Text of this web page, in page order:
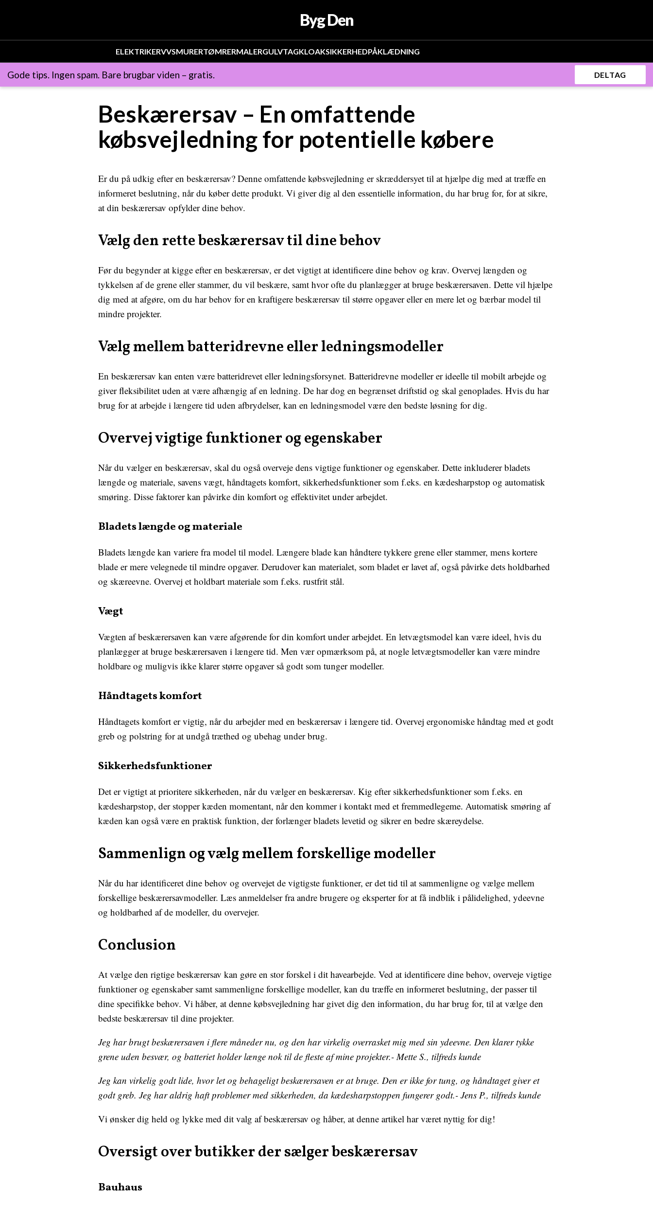
Byg Den
ELEKTRIKERVVSMURERTØMRERMALERGULVTAGKLOAKSIKKERHEDPÅKLÆDNING
Gode tips. Ingen spam. Bare brugbar viden – gratis. DELTAG
Beskærersav – En omfattende
købsvejledning for potentielle købere
Er du på udkig efter en beskærersav? Denne omfattende købsvejledning er skræddersyet til at hjælpe dig med at træffe en
informeret beslutning, når du køber dette produkt. Vi giver dig al den essentielle information, du har brug for, for at sikre,
at din beskærersav opfylder dine behov.
Vælg den rette beskærersav til dine behov
Før du begynder at kigge efter en beskærersav, er det vigtigt at identificere dine behov og krav. Overvej længden og
tykkelsen af de grene eller stammer, du vil beskære, samt hvor ofte du planlægger at bruge beskærersaven. Dette vil hjælpe
dig med at afgøre, om du har behov for en kraftigere beskærersav til større opgaver eller en mere let og bærbar model til
mindre projekter.
Vælg mellem batteridrevne eller ledningsmodeller
En beskærersav kan enten være batteridrevet eller ledningsforsynet. Batteridrevne modeller er ideelle til mobilt arbejde og
giver fleksibilitet uden at være afhængig af en ledning. De har dog en begrænset driftstid og skal genoplades. Hvis du har
brug for at arbejde i længere tid uden afbrydelser, kan en ledningsmodel være den bedste løsning for dig.
Overvej vigtige funktioner og egenskaber
Når du vælger en beskærersav, skal du også overveje dens vigtige funktioner og egenskaber. Dette inkluderer bladets
længde og materiale, savens vægt, håndtagets komfort, sikkerhedsfunktioner som f.eks. en kædesharpstop og automatisk
smøring. Disse faktorer kan påvirke din komfort og effektivitet under arbejdet.
Bladets længde og materiale
Bladets længde kan variere fra model til model. Længere blade kan håndtere tykkere grene eller stammer, mens kortere
blade er mere velegnede til mindre opgaver. Derudover kan materialet, som bladet er lavet af, også påvirke dets holdbarhed
og skæreevne. Overvej et holdbart materiale som f.eks. rustfrit stål.
Vægt
Vægten af beskærersaven kan være afgørende for din komfort under arbejdet. En letvægtsmodel kan være ideel, hvis du
planlægger at bruge beskærersaven i længere tid. Men vær opmærksom på, at nogle letvægtsmodeller kan være mindre
holdbare og muligvis ikke klarer større opgaver så godt som tunger modeller.
Håndtagets komfort
Håndtagets komfort er vigtig, når du arbejder med en beskærersav i længere tid. Overvej ergonomiske håndtag med et godt
greb og polstring for at undgå træthed og ubehag under brug.
Sikkerhedsfunktioner
Det er vigtigt at prioritere sikkerheden, når du vælger en beskærersav. Kig efter sikkerhedsfunktioner som f.eks. en
kædesharpstop, der stopper kæden momentant, når den kommer i kontakt med et fremmedlegeme. Automatisk smøring af
kæden kan også være en praktisk funktion, der forlænger bladets levetid og sikrer en bedre skæreydelse.
Sammenlign og vælg mellem forskellige modeller
Når du har identificeret dine behov og overvejet de vigtigste funktioner, er det tid til at sammenligne og vælge mellem
forskellige beskærersavmodeller. Læs anmeldelser fra andre brugere og eksperter for at få indblik i pålidelighed, ydeevne
og holdbarhed af de modeller, du overvejer.
Conclusion
At vælge den rigtige beskærersav kan gøre en stor forskel i dit havearbejde. Ved at identificere dine behov, overveje vigtige
funktioner og egenskaber samt sammenligne forskellige modeller, kan du træffe en informeret beslutning, der passer til
dine specifikke behov. Vi håber, at denne købsvejledning har givet dig den information, du har brug for, til at vælge den
bedste beskærersav til dine projekter.
Jeg har brugt beskærersaven i flere måneder nu, og den har virkelig overrasket mig med sin ydeevne. Den klarer tykke
grene uden besvær, og batteriet holder længe nok til de fleste af mine projekter.- Mette S., tilfreds kunde
Jeg kan virkelig godt lide, hvor let og behageligt beskærersaven er at bruge. Den er ikke for tung, og håndtaget giver et
godt greb. Jeg har aldrig haft problemer med sikkerheden, da kædesharpstoppen fungerer godt.- Jens P., tilfreds kunde
Vi ønsker dig held og lykke med dit valg af beskærersav og håber, at denne artikel har været nyttig for dig!
Oversigt over butikker der sælger beskærersav
Bauhaus